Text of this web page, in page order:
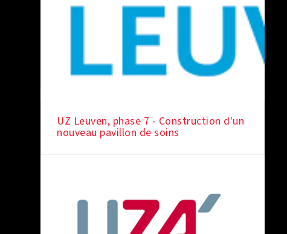
UZ Leuven, phase 7 - Construction d'un
nouveau pavillon de soins